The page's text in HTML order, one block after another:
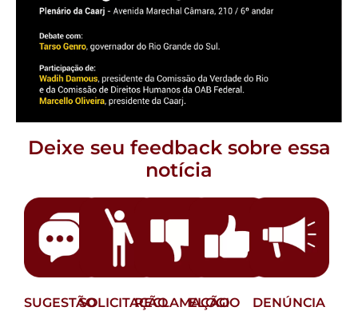
Deixe seu feedback sobre essa
notícia
SUGESTÃOSOLICITAÇÃORECLAMAÇÃO
ELOGIO DENÚNCIA